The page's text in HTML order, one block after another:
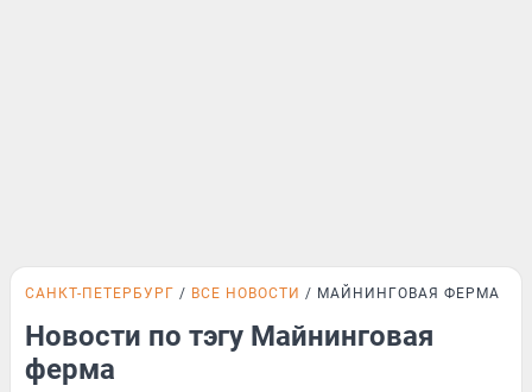
САНКТ-ПЕТЕРБУРГ ВСЕ НОВОСТИ МАЙНИНГОВАЯ ФЕРМА
Новости по тэгу Майнинговая
ферма